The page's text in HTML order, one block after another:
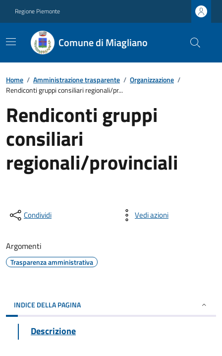
Regione Piemonte
Comune di Miagliano
Home / Amministrazione trasparente / Organizzazione /
Rendiconti gruppi consiliari regionali/pr...
Rendiconti gruppi
consiliari
regionali/provinciali
Condividi Vedi azioni
Argomenti
Trasparenza amministrativa
INDICE DELLA PAGINA
Descrizione